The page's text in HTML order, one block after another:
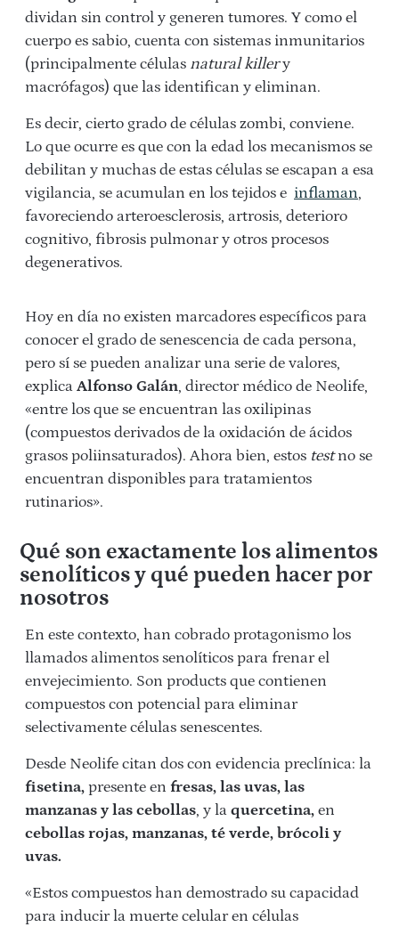
dividan sin control y generen tumores. Y como el
cuerpo es sabio, cuenta con sistemas inmunitarios
(principalmente células natural killery
macrófagos) que las identifican y eliminan.
Es decir, cierto grado de células zombi, conviene.
Lo que ocurre es que con la edad los mecanismos se
debilitan y muchas de estas células se escapan a esa
vigilancia, se acumulan en los tejidos e inflaman,
favoreciendo arteroesclerosis, artrosis, deterioro
cognitivo, fibrosis pulmonar y otros procesos
degenerativos.
Hoy en día no existen marcadores específicos para
conocer el grado de senescencia de cada persona,
pero sí se pueden analizar una serie de valores,
explica Alfonso Galán, director médico de Neolife,
«entre los que se encuentran las oxilipinas
(compuestos derivados de la oxidación de ácidos
grasos poliinsaturados). Ahora bien, estos testno se
encuentran disponibles para tratamientos
rutinarios».
Qué son exactamente los alimentos
senolíticos y qué pueden hacer por
nosotros
En este contexto, han cobrado protagonismo los
llamados alimentos senolíticos para frenar el
envejecimiento. Son products que contienen
compuestos con potencial para eliminar
selectivamente células senescentes.
Desde Neolife citan dos con evidencia preclínica: la
fisetina, presente en fresas, las uvas, las
manzanas y las cebollas, y la quercetina, en
cebollas rojas, manzanas, té verde, brócoli y
uvas.
«Estos compuestos han demostrado su capacidad
para inducir la muerte celular en células